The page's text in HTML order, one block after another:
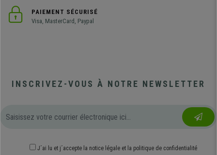
PAIEMENT SÉCURISÉ
Visa, MasterCard, Paypal
INSCRIVEZ-VOUS À NOTRE NEWSLETTER
J´ai lu et j´accepte la notice légale et la politique de confidentialité